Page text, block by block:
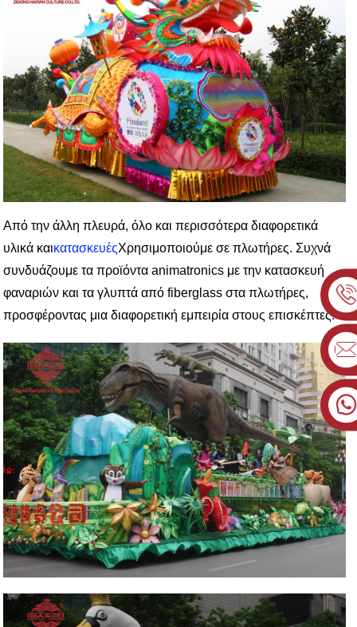
Από την άλλη πλευρά, όλο και περισσότερα διαφορετικά
υλικά καικατασκευέςΧρησιμοποιούμε σε πλωτήρες. Συχνά
συνδυάζουμε τα προϊόντα animatronics με την κατασκευή
φαναριών και τα γλυπτά από fiberglass στα πλωτήρες,
προσφέροντας μια διαφορετική εμπειρία στους επισκέπτες.